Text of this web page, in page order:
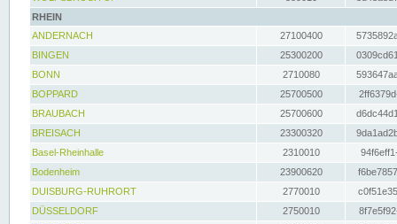
RHEIN
ANDERNACH
27100400
BINGEN
25300200
BONN
2710080
BOPPARD
25700500
BRAUBACH
25700600
BREISACH
23300320
Basel-Rheinhalle
2310010
Bodenheim
23900620
DUISBURG-RUHRORT
2770010
DÜSSELDORF
2750010